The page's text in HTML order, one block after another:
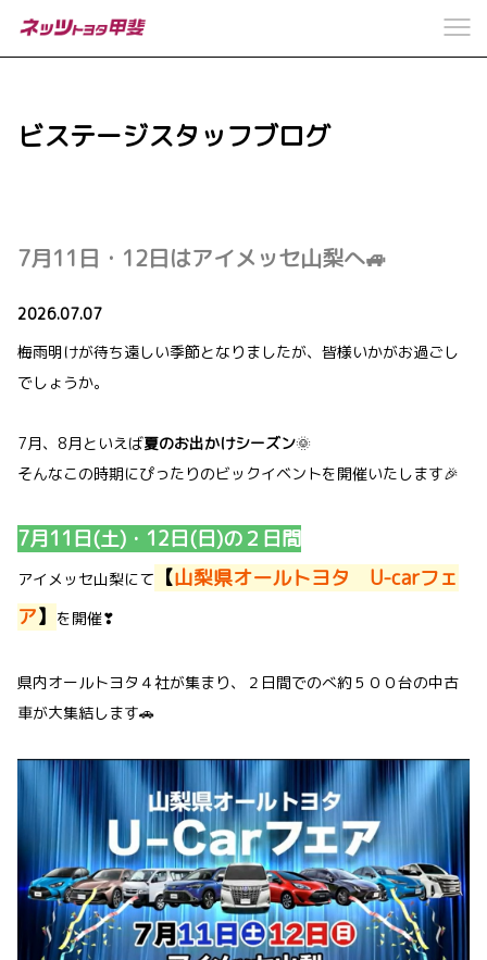
ビステージスタッフブログ
7月11日・12日はアイメッセ山梨へ🚙
2026.07.07
梅雨明けが待ち遠しい季節となりましたが、皆様いかがお過ごし
でしょうか。
7月、8月といえば夏のお出かけシーズン🌞
そんなこの時期にぴったりのビックイベントを開催いたします🎉
7月11日(土)・12日(日)の２日間
アイメッセ山梨にて 【山梨県オールトヨタ U-carフェ
ア】 を開催❣
県内オールトヨタ４社が集まり、２日間でのべ約５００台の中古
車が大集結します🚗